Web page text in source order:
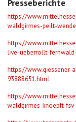
Presseberichte
https://
waldgirmes-peilt-
https://
live-ueberrollt-
https://www.giessener-
93888651.html
https://
waldgirmes-knoepft-